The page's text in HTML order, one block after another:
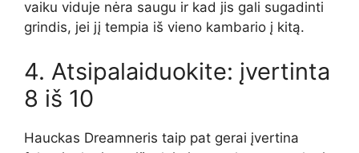
vaiku viduje nėra saugu ir kad jis gali sugadinti
grindis, jei jį tempia iš vieno kambario į kitą.
4. Atsipalaiduokite: įvertinta
8 iš 10
Hauckas Dreamneris taip pat gerai įvertina